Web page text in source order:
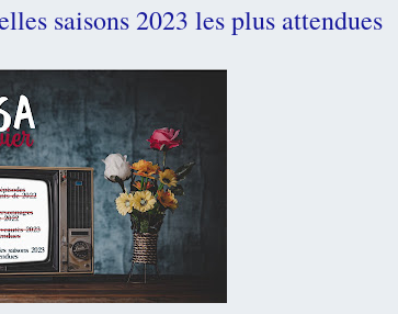
saisons 2023 les plus attendues